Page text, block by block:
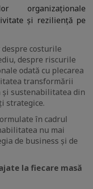
organizaționale
și reziliență pe
costurile
despre riscurile
odată cu plecarea
transformării
sustenabilitatea din
strategice.
în cadrul
nu mai
de business și de
la fiecare masă